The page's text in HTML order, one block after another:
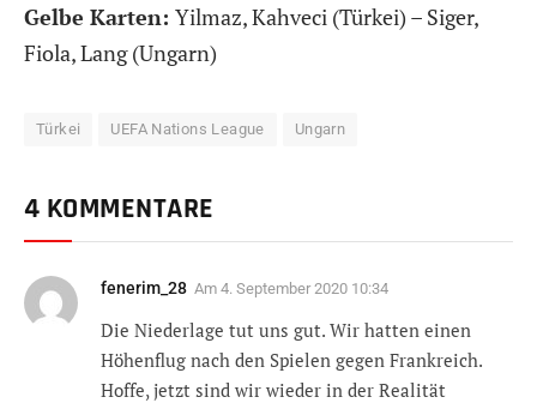
Gelbe Karten: Yilmaz, Kahveci (Türkei) – Siger,
Fiola, Lang (Ungarn)
Türkei UEFA Nations League Ungarn
4 KOMMENTARE
fenerim_28 Am 4. September 2020 10:34
Die Niederlage tut uns gut. Wir hatten einen
Höhenflug nach den Spielen gegen Frankreich.
Hoffe, jetzt sind wir wieder in der Realität